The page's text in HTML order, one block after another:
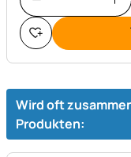
Wird oft
Produkten: